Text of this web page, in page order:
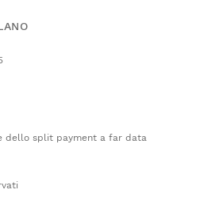
dello split payment a far data